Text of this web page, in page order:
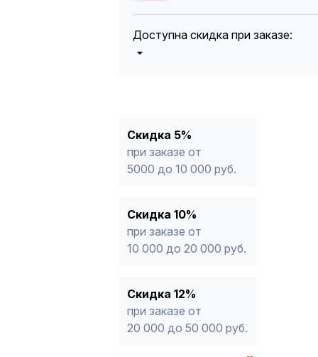
Доступна скидка при заказе:
* -Для заказов, состоящих
продукции, максимальная скидка
Скидка 5%
при заказе от
5000 до 10 000 руб.
Скидка 10%
при заказе от
10 000 до 20 000 руб.
Скидка 12%
при заказе от
20 000 до 50 000 руб.